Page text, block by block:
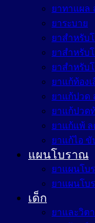
ยาทาแผล
ยาระบาย
ยาสำหรับ
ยาสำหรับ
ยาสำหรับ
ยาแก้ท้องเ
ยาแก้ปวด
ยาแก้ปวด
ยาแก้แพ้
ยาแก้ไอ ขั
แผนโบราณ
ยาแผนโบ
ยาแผนโบ
เด็ก
ยาและวิต